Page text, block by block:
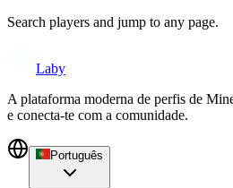
Search players and jump to any page.
Laby
A plataforma moderna de perfis de
e conecta-te com a comunidade.
Português